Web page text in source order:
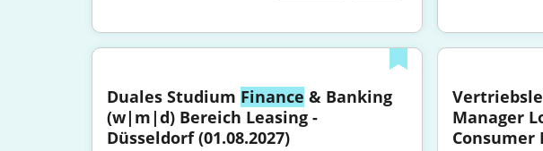
Duales Studium Finance & Banking
(w|m|d) Bereich Leasing -
Düsseldorf (01.08.2027)
Manager